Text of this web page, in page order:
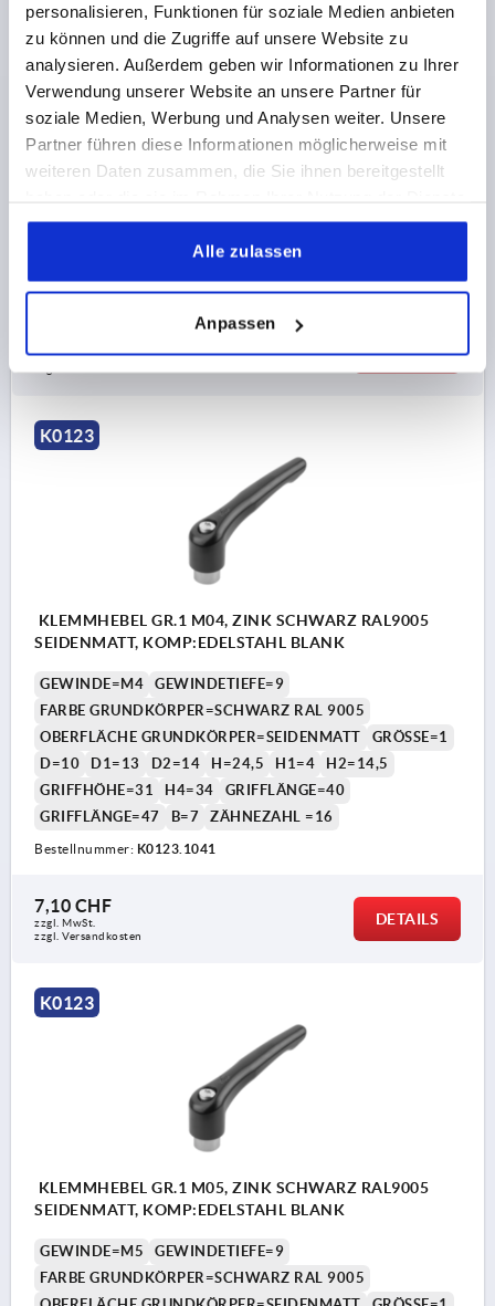
personalisieren, Funktionen für soziale Medien anbieten
zu können und die Zugriffe auf unsere Website zu
analysieren. Außerdem geben wir Informationen zu Ihrer
Verwendung unserer Website an unsere Partner für
soziale Medien, Werbung und Analysen weiter. Unsere
Partner führen diese Informationen möglicherweise mit
weiteren Daten zusammen, die Sie ihnen bereitgestellt
gesammelt haben.
Alle zulassen
Anpassen
KLEMMHEBEL GR.0 M05, ZINK SCHWARZ RAL9005
SEIDENMATT, KOMP:EDELSTAHL BLANK
GEWINDE=M5
GEWINDETIEFE=9
FARBE GRUNDKÖRPER=SCHWARZ RAL 9005
OBERFLÄCHE GRUNDKÖRPER=SEIDENMATT
GRÖSSE=0
GRIFFHÖHE=30
H4=33
GRIFFLÄNGE=30
B=7 ZÄHNEZAHL =16
Bestellnummer:K0123.0051
zzgl. MwSt.
DETAILS
K0123
KLEMMHEBEL GR.1 M04, ZINK SCHWARZ RAL9005
SEIDENMATT, KOMP:EDELSTAHL BLANK
GEWINDE=M4
GEWINDETIEFE=9
FARBE GRUNDKÖRPER=SCHWARZ RAL 9005
OBERFLÄCHE GRUNDKÖRPER=SEIDENMATT
GRÖSSE=1
D=10
D1=13 D2=14 H=24,5 H1=4
H2=14,5
GRIFFHÖHE=31
H4=34
GRIFFLÄNGE=40
GRIFFLÄNGE=47
B=7 ZÄHNEZAHL =16
Bestellnummer: K0123.1041
7,10 CHF
zzgl. MwSt.
zzgl. Versandkosten
DETAILS
K0123
KLEMMHEBEL GR.1 M05, ZINK SCHWARZ RAL9005
SEIDENMATT, KOMP:EDELSTAHL BLANK
GEWINDE=M5
GEWINDETIEFE=9
FARBE GRUNDKÖRPER=SCHWARZ RAL 9005